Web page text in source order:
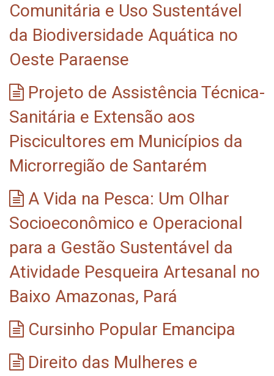
Comunitária e Uso Sustentável
da Biodiversidade Aquática no
Oeste Paraense
Projeto de Assistência Técnica-
Sanitária e Extensão aos
Piscicultores em Municípios da
Microrregião de Santarém
A Vida na Pesca: Um Olhar
Socioeconômico e Operacional
para a Gestão Sustentável da
Atividade Pesqueira Artesanal no
Baixo Amazonas, Pará
Cursinho Popular Emancipa
Direito das Mulheres e